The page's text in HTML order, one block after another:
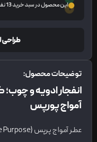
این محصول در سبد خرید 13 نفر میباشد.
طراحی
توضیحات محصول:
انفجار ادویه و
آمواج پورپس